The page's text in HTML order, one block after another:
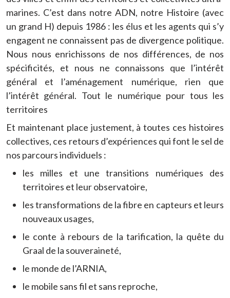
marines. C’est dans notre ADN, notre Histoire (avec
un grand H) depuis 1986 : les élus et les agents qui s’y
engagent ne connaissent pas de divergence politique.
Nous nous enrichissons de nos différences, de nos
spécificités, et nous ne connaissons que l’intérêt
général et l’aménagement numérique, rien que
l’intérêt général. Tout le numérique pour tous les
territoires
Et maintenant place justement, à toutes ces histoires
collectives, ces retours d’expériences qui font le sel de
nos parcours individuels :
les milles et une transitions numériques des
territoires et leur observatoire,
les transformations de la fibre en capteurs et leurs
nouveaux usages,
le conte à rebours de la tarification, la quête du
Graal de la souveraineté,
le monde de l’ARNIA,
le mobile sans fil et sans reproche,